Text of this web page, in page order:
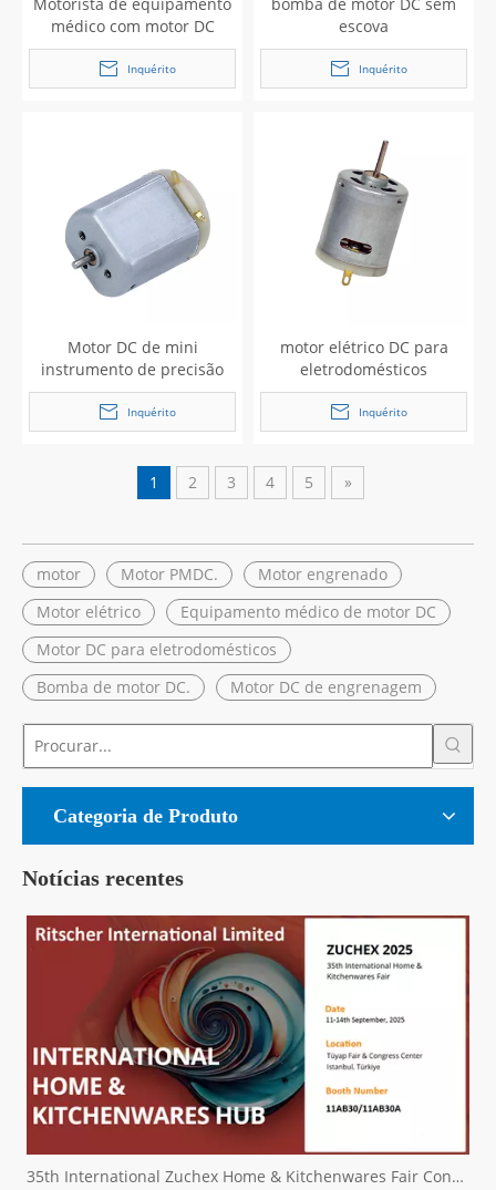
médico com motor DC
Inquérito
escova
Inquérito
Motor DC de mini
instrumento de precisão
(N20)
Inquérito
motor elétrico DC para
eletrodomésticos
Inquérito
1 2 3 4 5 »
motor Motor PMDC.
Motor engrenado
Motor elétrico
Equipamento médico de motor DC
Motor DC para eletrodomésticos
Bomba de motor DC.
Motor DC de engrenagem
Categoria de Produto
Notícias recentes
35th International Zuchex Home & Kitchenwares Fair Convitition - Ritscher International Limited